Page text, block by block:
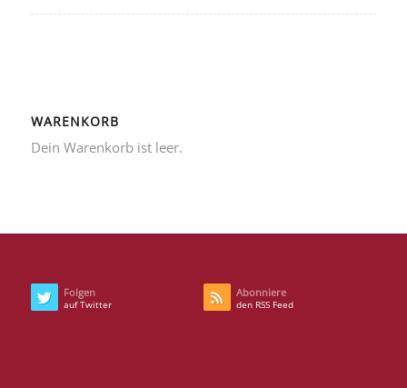
WARENKORB
Dein Warenkorb ist leer.
Folgen
auf Twitter
Abonniere
den RSS Feed